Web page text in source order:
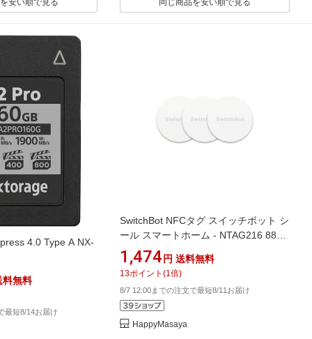
4.0 Type A NX-
料無料
最短8/14お届け
SwitchBot NFCタグ スイッチボット シ
ール スマートホーム - NTAG216 888
バイト 防水 iOS Android対応 3枚入り
1,474 円 送料無料
13ポイント (1 倍)
8/7 12:00までの注文で最短8/11お届け
HappyMasaya